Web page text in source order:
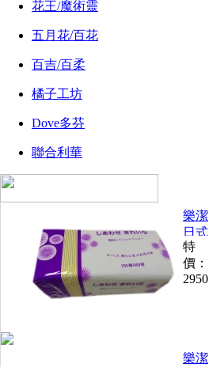
花王/魔術靈
五月花/百花
百吉/百柔
橘子工坊
Dove多芬
聯合利華
樂潔
日式
抽取
衛生
紙
(30
特
價：
2950
樂潔